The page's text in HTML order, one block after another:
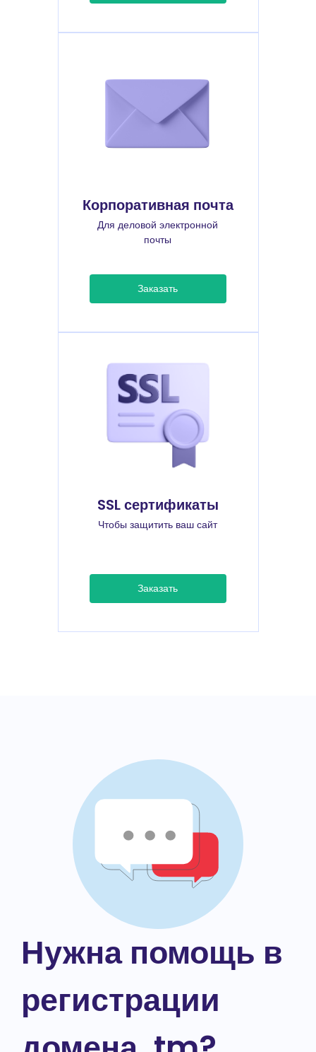
Корпоративная почта
Для деловой электронной
почты
Заказать
SSL сертификаты
Чтобы защитить ваш сайт
Заказать
Нужна помощь в
регистрации